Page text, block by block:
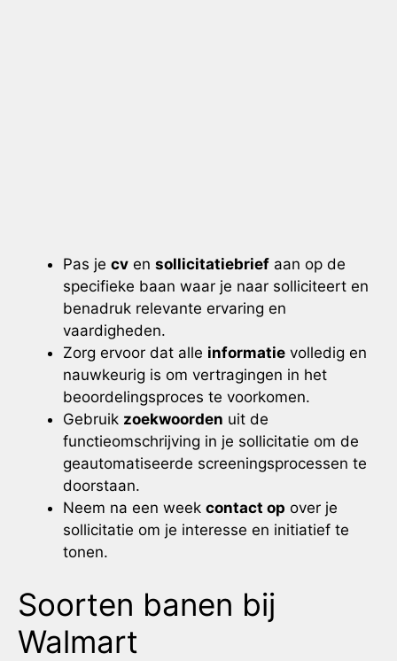
Pas je cv en sollicitatiebrief aan op de
specifieke baan waar je naar solliciteert en
benadruk relevante ervaring en
vaardigheden.
Zorg ervoor dat alle informatie volledig en
nauwkeurig is om vertragingen in het
beoordelingsproces te voorkomen.
Gebruik zoekwoorden uit de
functieomschrijving in je sollicitatie om de
geautomatiseerde screeningsprocessen te
doorstaan.
Neem na een week contact op over je
sollicitatie om je interesse en initiatief te
tonen.
Soorten banen bij
Walmart